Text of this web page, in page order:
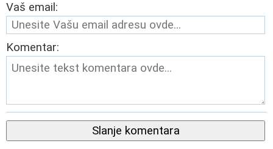
Vaš email:
Komentar:
Slanje komentara